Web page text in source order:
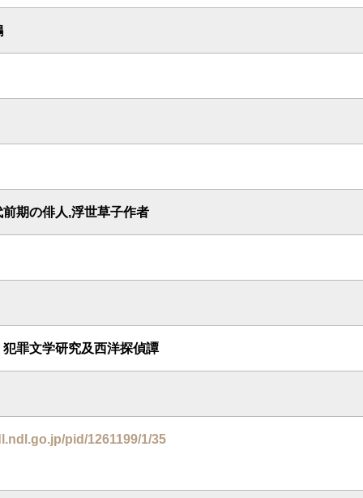
期の俳人,浮世草子作者
罪文学研究及西洋探偵譚
pid/1261199/1/35